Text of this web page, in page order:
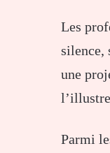
Les
silence,
une
Parmi